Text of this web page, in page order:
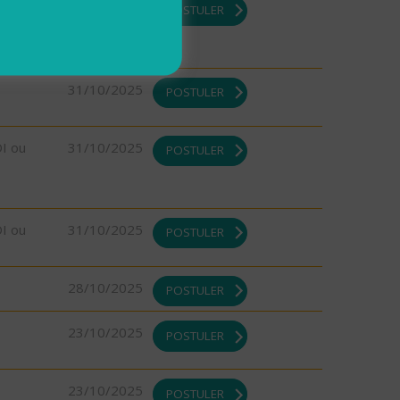
POSTULER
31/10/2025 POSTULER
ou
31/10/2025 POSTULER
ou
31/10/2025 POSTULER
28/10/2025 POSTULER
23/10/2025 POSTULER
23/10/2025 POSTULER